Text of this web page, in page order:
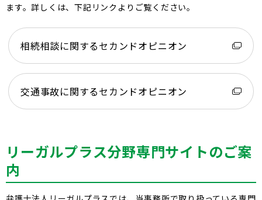
ます。詳しくは、下記リンクよりご覧ください。
相続相談に関するセカンドオピニオン
交通事故に関するセカンドオピニオン
リーガルプラス分野専門サイトのご案
内